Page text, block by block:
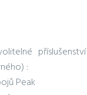
:
Peak